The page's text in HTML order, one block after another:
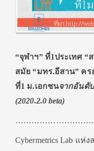
“จุฬาฯ” ที่1ประเทศ
สมัย “มทร.อีสาน” คร
ที่1 ม.เอกชนจากอันดับ
(2020.2.0 beta)
Cybermetrics Lab แห่